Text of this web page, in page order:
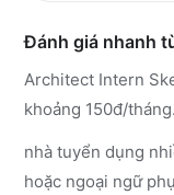
Đánh giá nhanh
Architect Intern
khoảng 150đ/
nhà tuyển dụng
hoặc ngoại ngữ